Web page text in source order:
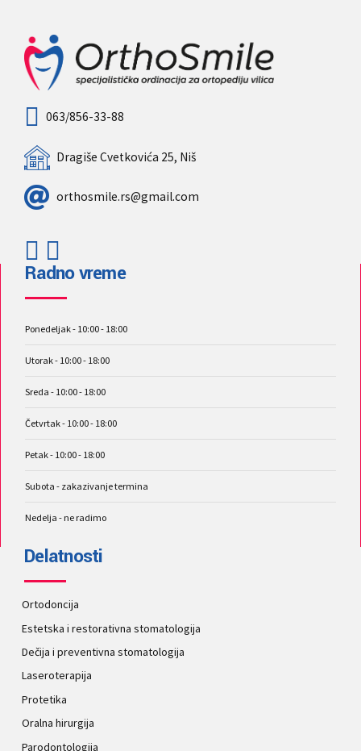
063/856-33-88
Dragiše Cvetkovića 25, Niš
orthosmile.rs@gmail.com
Radno vreme
Ponedeljak - 10:00 - 18:00
Utorak - 10:00 - 18:00
Sreda - 10:00 - 18:00
Četvrtak - 10:00 - 18:00
Petak - 10:00 - 18:00
Subota - zakazivanje termina
Nedelja - ne radimo
Delatnosti
Ortodoncija
Estetska i restorativna stomatologija
Dečija i preventivna stomatologija
Laseroterapija
Protetika
Oralna hirurgija
Parodontologija